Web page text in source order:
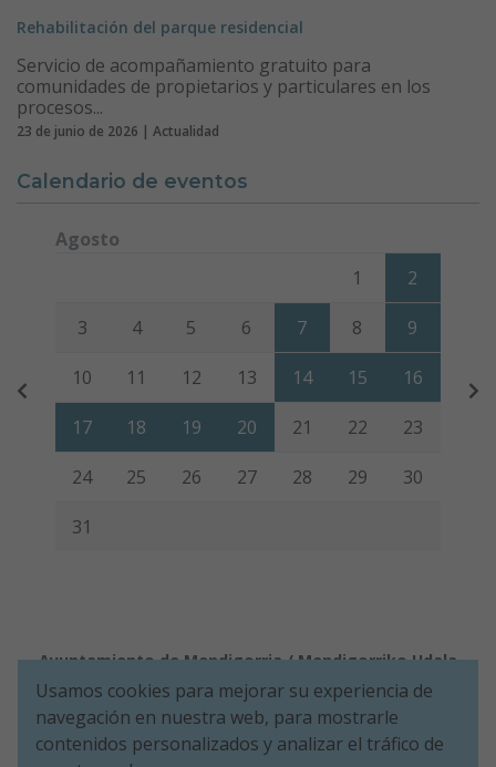
Rehabilitación del parque residencial
Servicio de acompañamiento gratuito para
comunidades de propietarios y particulares en los
procesos...
23 de junio de 2026 | Actualidad
Calendario de eventos
Agosto
Viernes Sábado
1 2
3 4 5 6 7 8 9
10 11 12 13 14 15 16
17 18 19 20 21 22 23
24 25 26 27 28 29 30
31
Ayuntamiento de Mendigorria / Mendigorriko Udala
Aviso legal
Política de Cookies
Accesibilidad
Política de Seguridad de la información
Aviso de privacidad
Usamos cookies para mejorar su experiencia de
navegación en nuestra web, para mostrarle
contenidos personalizados y analizar el tráfico de